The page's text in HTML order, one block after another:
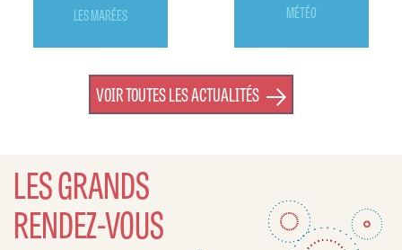
LES MARÉES MÉTÉO
VOIR TOUTES LES ACTUALITÉS
LES GRANDS
RENDEZ-VOUS